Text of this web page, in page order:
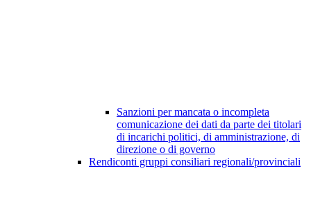
Sanzioni per mancata o incompleta
comunicazione dei dati da parte dei titolari
di incarichi politici, di amministrazione, di
direzione o di governo
Rendiconti gruppi consiliari regionali/provinciali